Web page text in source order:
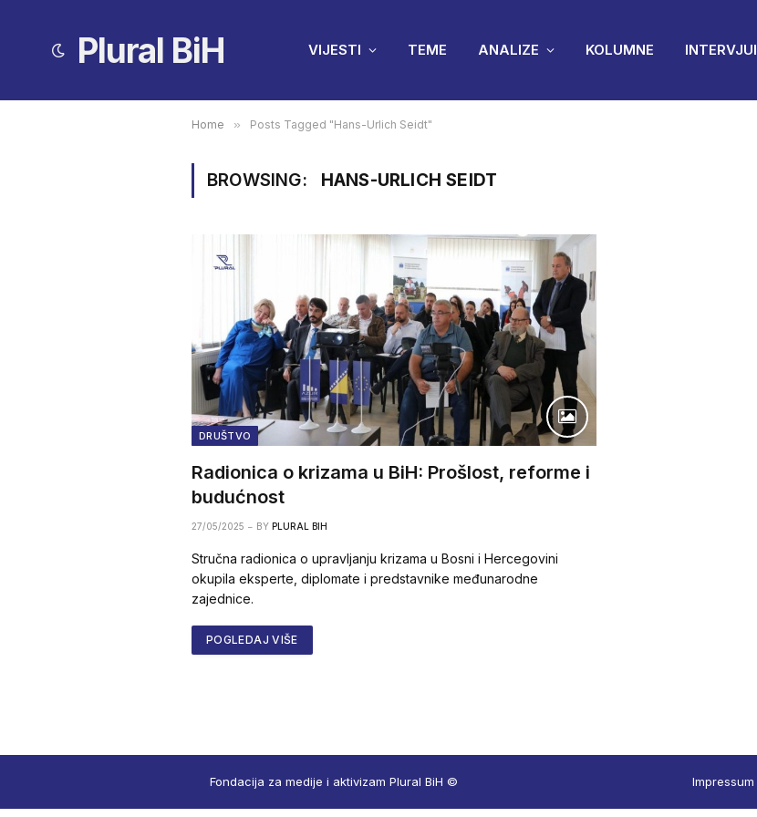
Plural BiH VIJESTI TEME ANALIZE KOLUMNE INTERVJUI
Home » Posts Tagged "Hans-Urlich Seidt"
BROWSING: HANS-URLICH SEIDT
DRUŠTVO
Radionica o krizama u BiH: Prošlost, reforme i
budućnost
27/05/2025 BY PLURAL BIH
Stručna radionica o upravljanju krizama u Bosni i Hercegovini
okupila eksperte, diplomate i predstavnike međunarodne
zajednice.
POGLEDAJ VIŠE
Fondacija za medije i aktivizam Plural BiH © Impressum